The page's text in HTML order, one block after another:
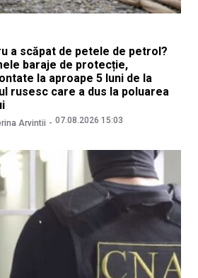
a scăpat de petele de petrol?
baraje de protecție,
la aproape 5 luni de la
rusesc care a dus la poluarea
Arvintii 07.08.2026 15:03